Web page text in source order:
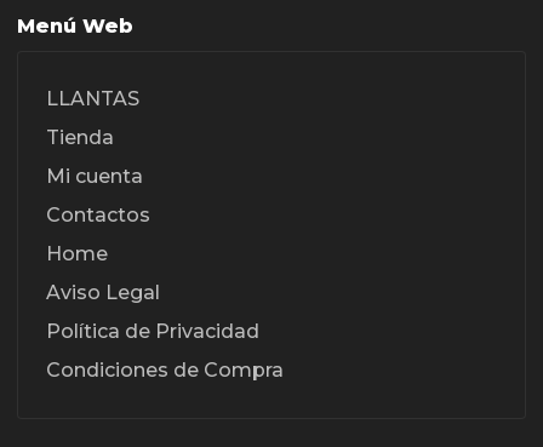
Menú Web
LLANTAS
Tienda
Mi cuenta
Contactos
Home
Aviso Legal
Política de Privacidad
Condiciones de Compra